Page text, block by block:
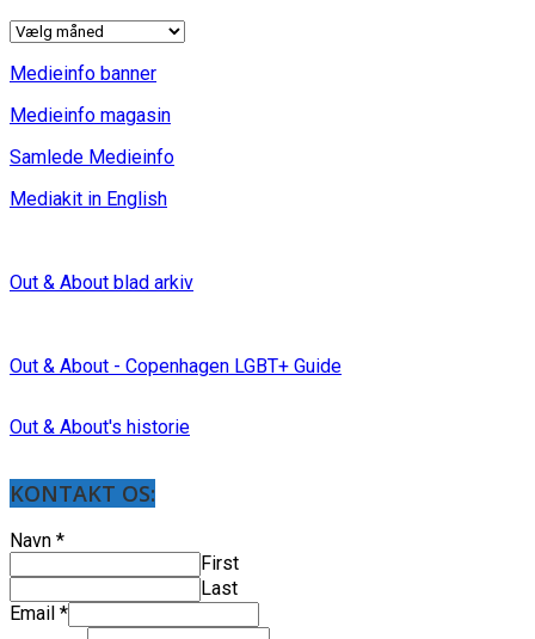
INDLÆG
Medieinfo banner
Medieinfo magasin
Samlede Medieinfo
Mediakit in English
Out & About blad arkiv
Out & About - Copenhagen LGBT+ Guide
Out & About's historie
KONTAKT OS:
Navn *
First
Last
Email *